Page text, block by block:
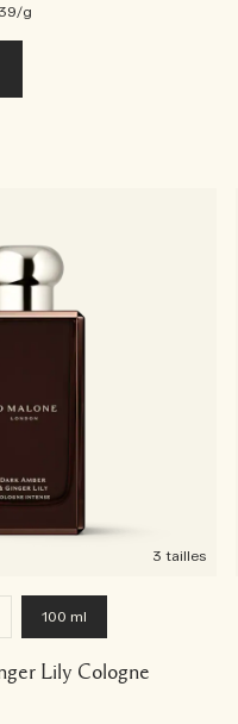
/g
3 tailles
100 ml
Lily Cologne